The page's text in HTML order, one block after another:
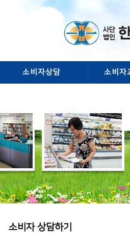
소비자상담 소비자
소비자 상담하기